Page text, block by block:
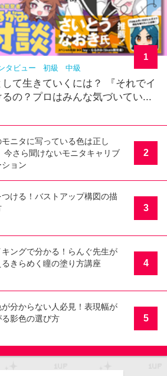
タビュー 初級 中級
て生きていくには？ 『それでイ
の？プロはみんな気づいてい...
1
モニタに写っている色は正し
今さら聞けないモニタキャリブ
ション
2
つける！バストアップ構図の描
3
キングで分かる！らんぐ先生が
きらめく瞳の塗り方講座
4
が分からない人必見！表現幅が
る影色の選び方
5